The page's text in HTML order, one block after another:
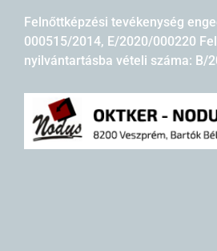
Felnőttképzési tevékenység
000515/2014, E/2020/000220
nyilvántartásba vételi száma: B/